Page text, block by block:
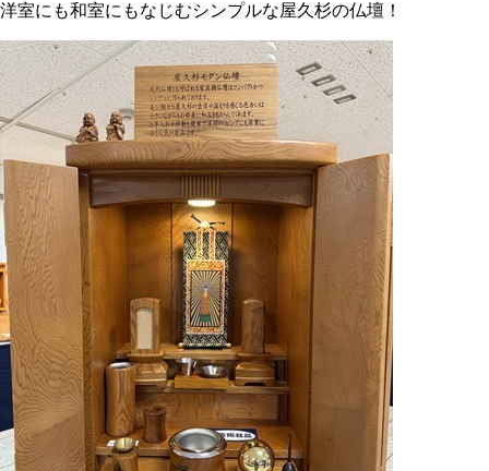
洋室にも和室にもなじむシンプルな屋久杉の仏壇！